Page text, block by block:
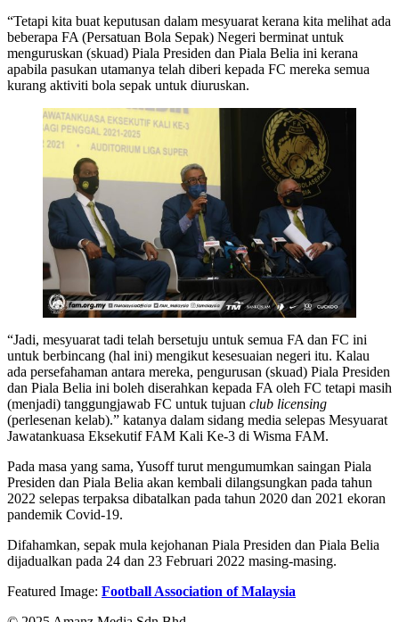
“Tetapi kita buat keputusan dalam mesyuarat kerana kita melihat ada
beberapa FA (Persatuan Bola Sepak) Negeri berminat untuk
menguruskan (skuad) Piala Presiden dan Piala Belia ini kerana
apabila pasukan utamanya telah diberi kepada FC mereka semua
kurang aktiviti bola sepak untuk diuruskan.
“Jadi, mesyuarat tadi telah bersetuju untuk semua FA dan FC ini
untuk berbincang (hal ini) mengikut kesesuaian negeri itu. Kalau
ada persefahaman antara mereka, pengurusan (skuad) Piala Presiden
dan Piala Belia ini boleh diserahkan kepada FA oleh FC tetapi masih
(menjadi) tanggungjawab FC untuk tujuan club licensing
(perlesenan kelab).” katanya dalam sidang media selepas Mesyuarat
Jawatankuasa Eksekutif FAM Kali Ke-3 di Wisma FAM.
Pada masa yang sama, Yusoff turut mengumumkan saingan Piala
Presiden dan Piala Belia akan kembali dilangsungkan pada tahun
2022 selepas terpaksa dibatalkan pada tahun 2020 dan 2021 ekoran
pandemik Covid-19.
Difahamkan, sepak mula kejohanan Piala Presiden dan Piala Belia
dijadualkan pada 24 dan 23 Februari 2022 masing-masing.
Featured Image: Football Association of Malaysia